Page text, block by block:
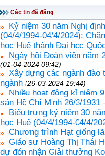
Các tin đã đăng
Kỷ niệm 30 năm Nghị
(04/4/1994-04/4/2024):
học Huế thành Đại học
Ngày hội Đoàn viên năm
(01-04-2024 09:42)
Xây dựng các ngành đào
ngành (26-03-2024 19:44)
Nhiều hoạt động kỉ niệm
sản Hồ Chí Minh 26/3/1931
Biểu trưng kỷ niệm 30
học Huế (04/4/1994-04/4/
Chương trình Hạt giống
Giáo sư Hoàng Thị Thái
dự đón nhận Giải thưởng